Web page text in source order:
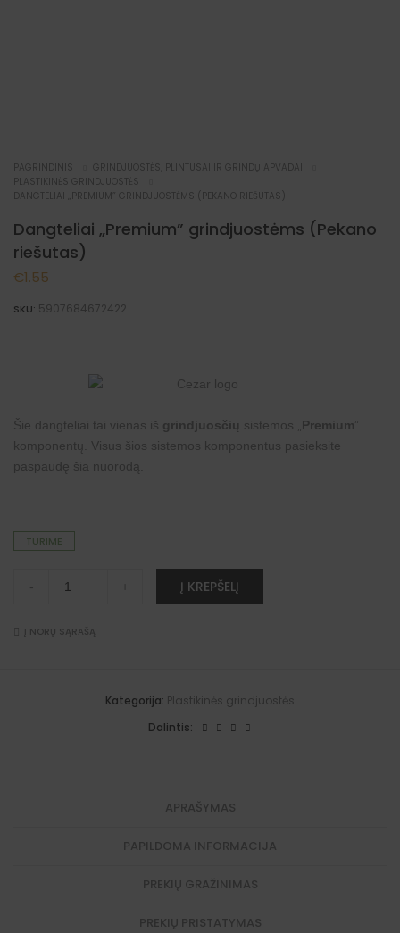
PAGRINDINIS
GRINDJUOSTĖS, PLINTUSAI IR GRINDŲ APVADAI
PLASTIKINĖS GRINDJUOSTĖS
DANGTELIAI „PREMIUM” GRINDJUOSTĖMS (PEKANO RIEŠUTAS)
Dangteliai „Premium” grindjuostėms (Pekano
riešutas)
€1.55
SKU: 5907684672422
Šie dangteliai tai vienas iš grindjuosčių sistemos „ Premium ”
komponentų. Visus šios sistemos komponentus pasieksite
paspaudę šia nuorodą
TURIME
"Premium"
riešutas)
- + Į KREPŠELĮ
v
Į NORŲ SĄRAŠĄ
Kategorija: Plastikinės grindjuostės
Dalintis:
APRAŠYMAS
PAPILDOMA INFORMACIJA
PREKIŲ GRAŽINIMAS
PREKIŲ PRISTATYMAS